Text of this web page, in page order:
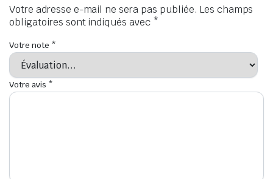
Votre adresse e-mail ne sera pas publiée. Les champs
obligatoires sont indiqués avec *
Votre note *
Votre avis *